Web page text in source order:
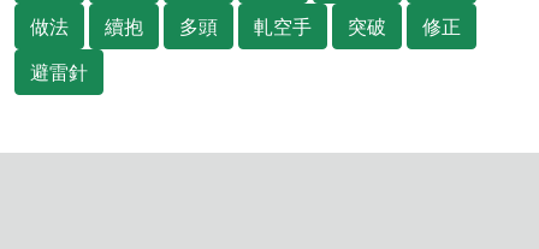
做法
續抱 多頭 軋空手 突破
修正
避雷針